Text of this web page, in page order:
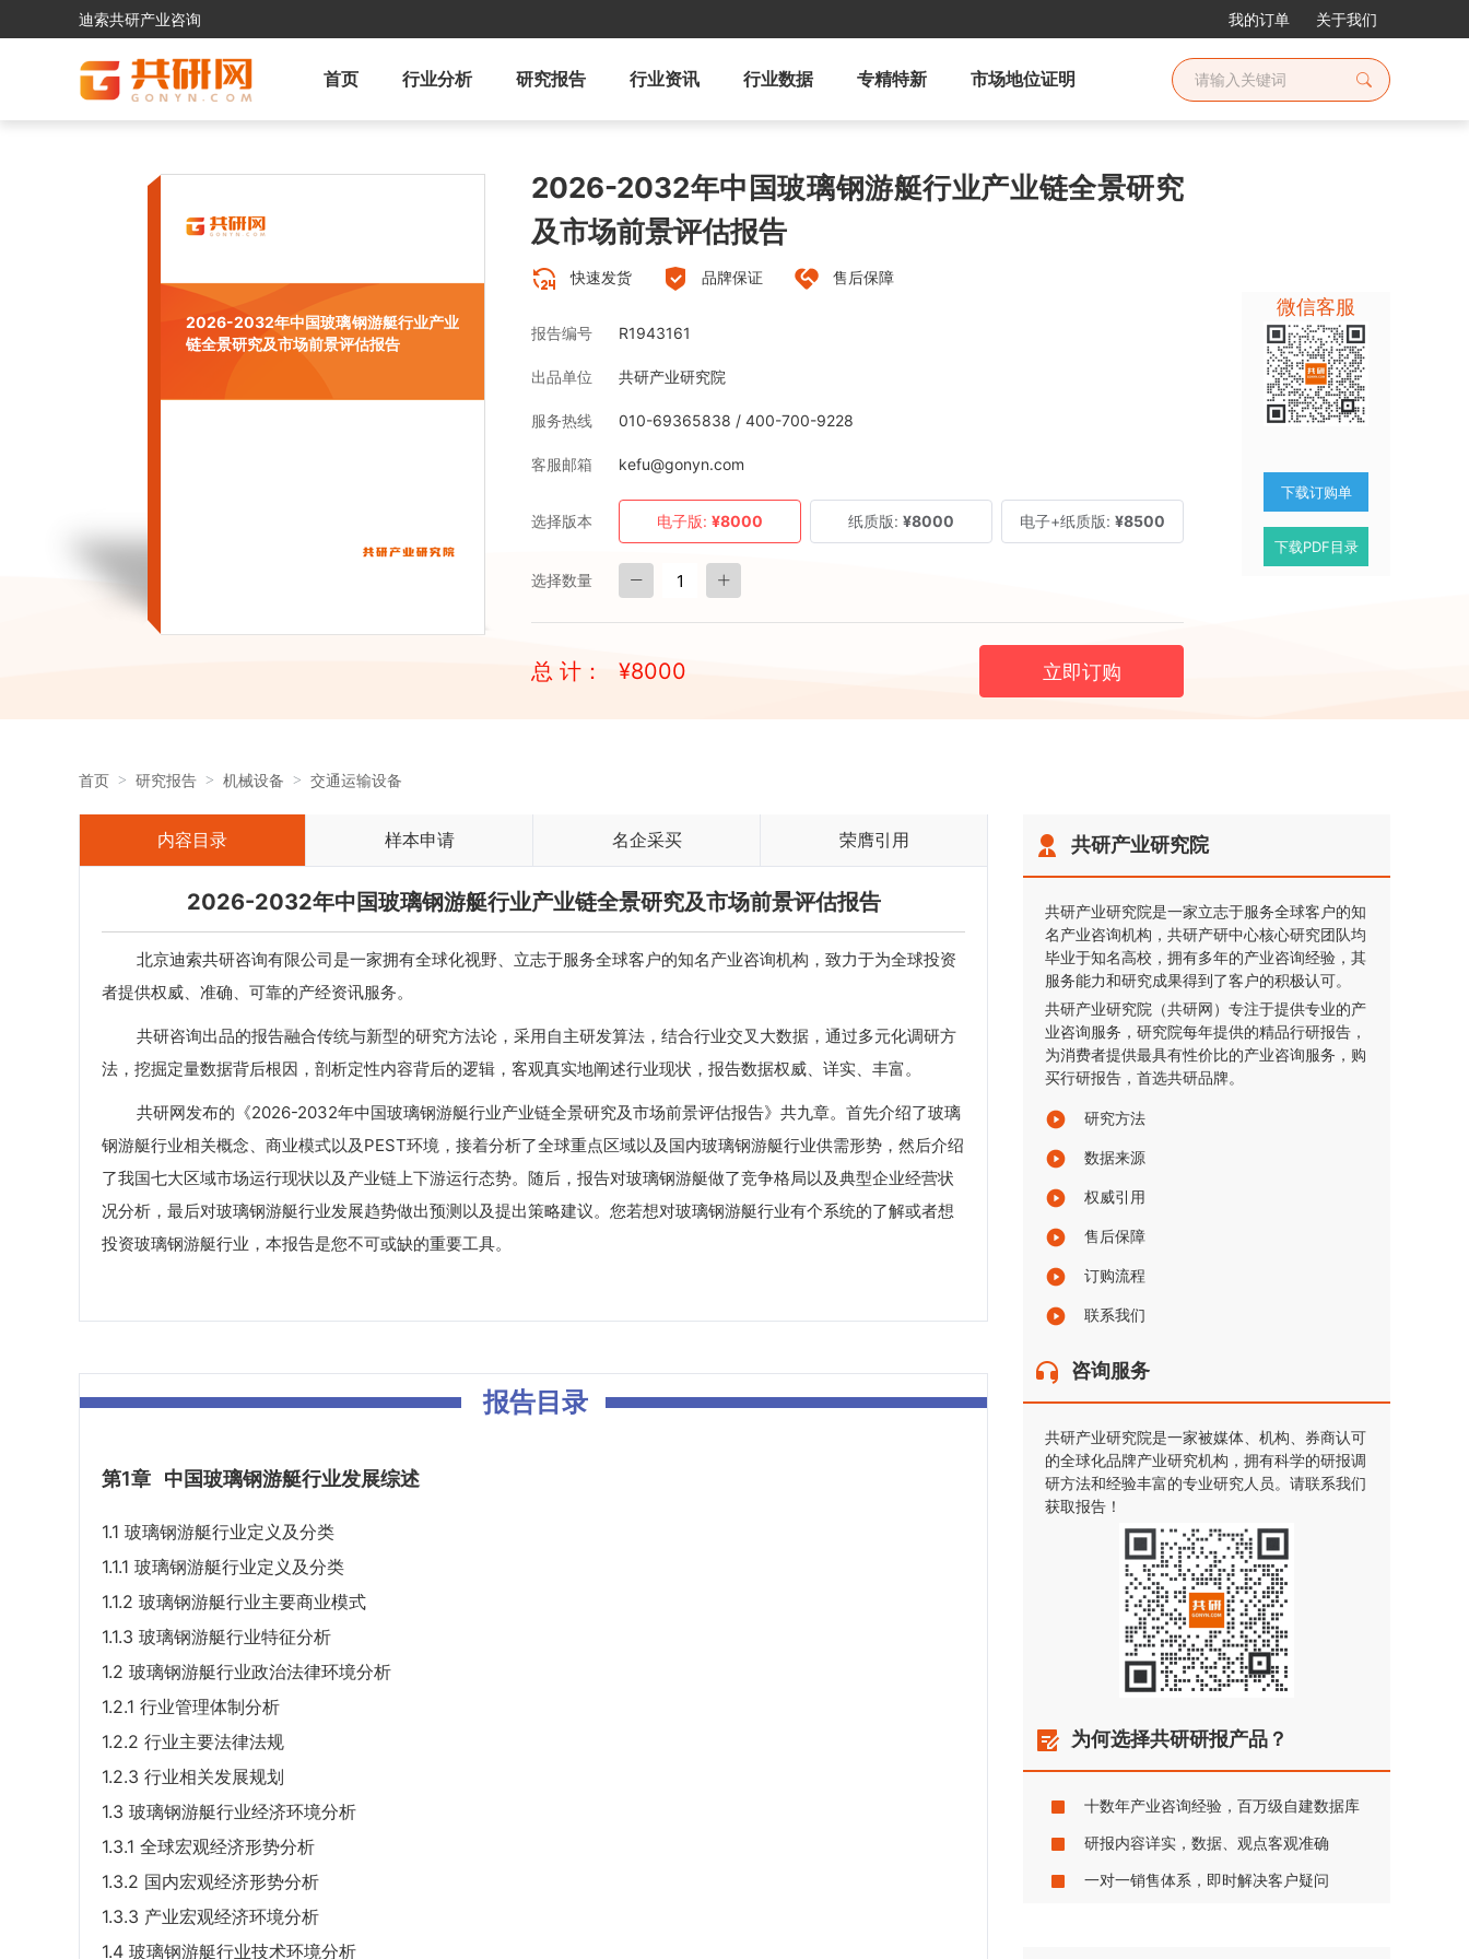
迪索共研产业咨询 我的订单 关于我们
首页 行业分析 研究报告 行业资讯 行业数据 专精特新 市场地位证明
2026-2032年中国玻璃钢游艇行业产业
链全景研究及市场前景评估报告
2026-2032年中国玻璃钢游艇行业产业链全景研究
及市场前景评估报告
快速发货 品牌保证 售后保障
报告编号 R1943161
出品单位 共研产业研究院
服务热线 010-69365838 / 400-700-9228
客服邮箱 kefu@gonyn.com
选择版本 电子版: ¥8000 纸质版: ¥8000 电子+纸质版: ¥8500
选择数量
总 计： ¥8000 立即订购
微信客服
下载订购单
下载PDF目录
首页 研究报告 机械设备 交通运输设备
内容目录 样本申请 名企采买 荣膺引用
2026-2032年中国玻璃钢游艇行业产业链全景研究及市场前景评估报告
北京迪索共研咨询有限公司是一家拥有全球化视野、立志于服务全球客户的知名产业咨询机构，致力于为全球投资
者提供权威、准确、可靠的产经资讯服务。
共研咨询出品的报告融合传统与新型的研究方法论，采用自主研发算法，结合行业交叉大数据，通过多元化调研方
法，挖掘定量数据背后根因，剖析定性内容背后的逻辑，客观真实地阐述行业现状，报告数据权威、详实、丰富。
共研网发布的《2026-2032年中国玻璃钢游艇行业产业链全景研究及市场前景评估报告》共九章。首先介绍了玻璃
钢游艇行业相关概念、商业模式以及PEST环境，接着分析了全球重点区域以及国内玻璃钢游艇行业供需形势，然后介绍
了我国七大区域市场运行现状以及产业链上下游运行态势。随后，报告对玻璃钢游艇做了竞争格局以及典型企业经营状
况分析，最后对玻璃钢游艇行业发展趋势做出预测以及提出策略建议。您若想对玻璃钢游艇行业有个系统的了解或者想
投资玻璃钢游艇行业，本报告是您不可或缺的重要工具。
报告目录
第1章 中国玻璃钢游艇行业发展综述
1.1 玻璃钢游艇行业定义及分类
1.1.1 玻璃钢游艇行业定义及分类
1.1.2 玻璃钢游艇行业主要商业模式
1.1.3 玻璃钢游艇行业特征分析
1.2 玻璃钢游艇行业政治法律环境分析
1.2.1 行业管理体制分析
1.2.2 行业主要法律法规
1.2.3 行业相关发展规划
1.3 玻璃钢游艇行业经济环境分析
1.3.1 全球宏观经济形势分析
1.3.2 国内宏观经济形势分析
1.3.3 产业宏观经济环境分析
1.4 玻璃钢游艇行业技术环境分析
共研产业研究院
共研产业研究院是一家立志于服务全球客户的知
名产业咨询机构，共研产研中心核心研究团队均
毕业于知名高校，拥有多年的产业咨询经验，其
服务能力和研究成果得到了客户的积极认可。
共研产业研究院（共研网）专注于提供专业的产
业咨询服务，研究院每年提供的精品行研报告，
为消费者提供最具有性价比的产业咨询服务，购
买行研报告，首选共研品牌。
研究方法
数据来源
权威引用
售后保障
订购流程
联系我们
咨询服务
共研产业研究院是一家被媒体、机构、券商认可
的全球化品牌产业研究机构，拥有科学的研报调
研方法和经验丰富的专业研究人员。请联系我们
获取报告！
为何选择共研研报产品？
十数年产业咨询经验，百万级自建数据库
研报内容详实，数据、观点客观准确
一对一销售体系，即时解决客户疑问